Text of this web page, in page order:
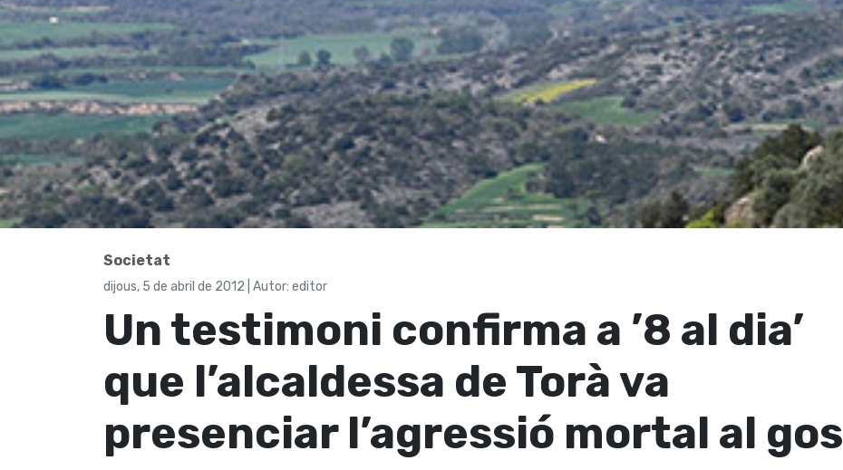
Societat
dijous, 5 de abril de 2012 | Autor: editor
Un testimoni confirma a ’8 al dia’
que l’alcaldessa de Torà va
presenciar l’agressió mortal al gos